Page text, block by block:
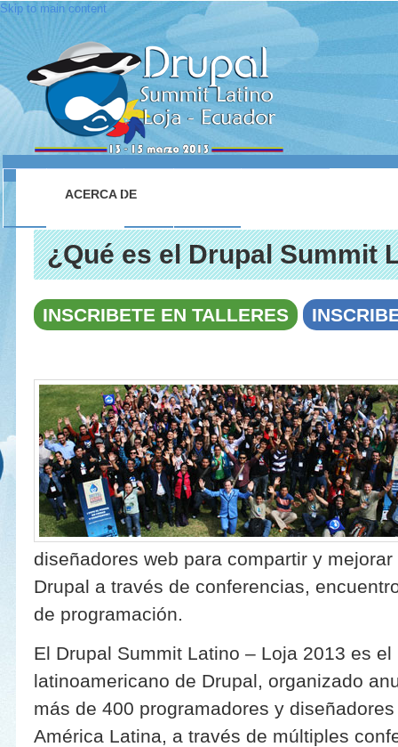
Skip to main content
ACERCA DE
¿Qué es el Drupal Summit
INSCRIBETE EN TALLERES
diseñadores web para compartir y
Drupal a través de conferencias,
de programación.
El Drupal Summit Latino – Loja 2013 es
latinoamericano de Drupal, organizado
más de 400 programadores y
América Latina, a través de múltiples